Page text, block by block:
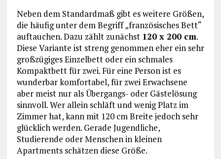
Neben dem Standardmaß gibt es weitere Größen,
die häufig unter dem Begriff „französisches Bett“
auftauchen. Dazu zählt zunächst 120 x 200 cm.
Diese Variante ist streng genommen eher ein sehr
großzügiges Einzelbett oder ein schmales
Kompaktbett für zwei. Für eine Person ist es
wunderbar komfortabel, für zwei Erwachsene
aber meist nur als Übergangs- oder Gästelösung
sinnvoll. Wer allein schläft und wenig Platz im
Zimmer hat, kann mit 120 cm Breite jedoch sehr
glücklich werden. Gerade Jugendliche,
Studierende oder Menschen in kleinen
Apartments schätzen diese Größe.